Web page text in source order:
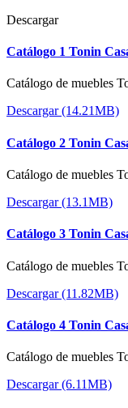
Descargar
Catálogo 1 Tonin
Catálogo de muebles
Descargar (14.21MB)
Catálogo 2 Tonin
Catálogo de muebles
Descargar (13.1MB)
Catálogo 3 Tonin
Catálogo de muebles
Descargar (11.82MB)
Catálogo 4 Tonin
Catálogo de muebles
Descargar (6.11MB)